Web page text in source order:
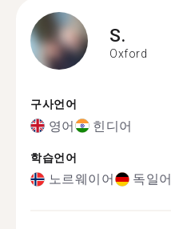
S.
Oxford
구사언어
영어 힌디어
학습언어
노르웨이어 독일어